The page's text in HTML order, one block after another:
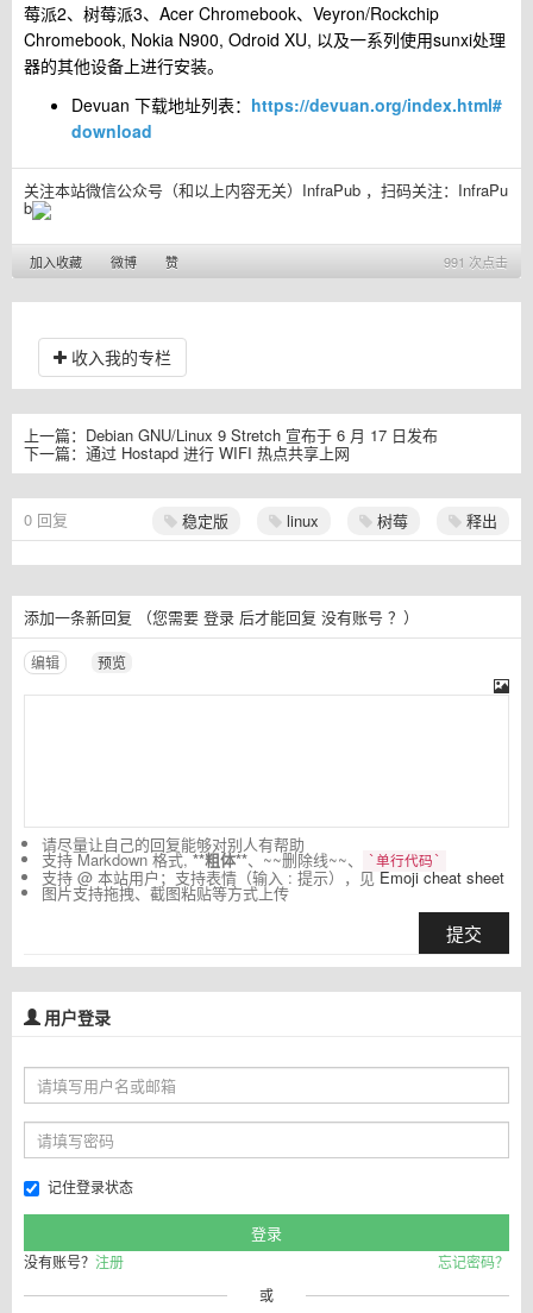
莓派2、树莓派3、Acer Chromebook、Veyron/Rockchip
Chromebook, Nokia N900, Odroid XU, 以及一系列使用sunxi处理
器的其他设备上进行安装。
Devuan 下载地址列表： https://devuan.org/index.html#
download
关注本站微信公众号（和以上内容无关）InfraPub ，扫码关注： InfraPu
b
991 次点击
加入收藏 微博 赞
收入我的专栏
上一篇： Debian GNU/Linux 9 Stretch 宣布于 6 月 17 日发布
下一篇： 通过 Hostapd 进行 WIFI 热点共享上网
稳定版 linux 树莓 释出
0 回复
添加一条新回复 （您需要 登录 后才能回复 没有账号 ？）
编辑 预览
请尽量让自己的回复能够对别人有帮助
支持 Markdown 格式,**粗体**、~~删除线~~、 `单行代码`
支持 @ 本站用户；支持表情（输入 : 提示），见 Emoji cheat sheet
图片支持拖拽、截图粘贴等方式上传
提交
用户登录
记住登录状态
没有账号？ 注册
忘记密码？
或